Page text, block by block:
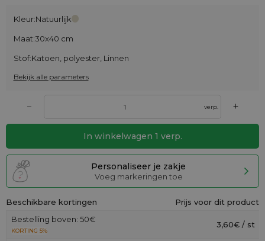
Kleur:Natuurlijk
Maat:30x40 cm
Stof:Katoen, polyester, Linnen
Bekijk alle parameters
– verp. +
In winkelwagen 1 verp.
Personaliseer je zakje
Voeg markeringen toe
Beschikbare kortingen
Prijs voor dit product
Bestelling boven: 50€
KORTING 5%
3,60€ / st